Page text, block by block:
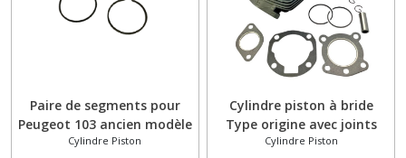
Paire de segments pour
Peugeot 103 ancien modèle
Cylindre Piston
Cylindre piston à bride
Type origine avec joints
Peugeot 103 SP / MVL / RCX
Cylindre Piston